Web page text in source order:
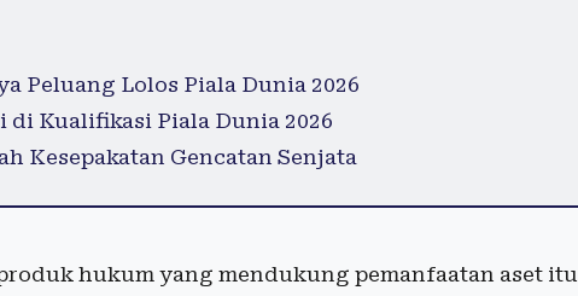
Peluang Lolos Piala Dunia 2026
di Kualifikasi Piala Dunia 2026
Kesepakatan Gencatan Senjata
hukum yang mendukung pemanfaatan aset itu